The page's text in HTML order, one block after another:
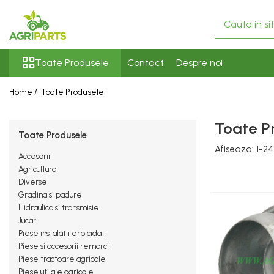
Toate Produsele
Accesorii
remorcare
Diverse
Electrice
Scaune
Tiranti centrali, verticali, laterali
Vopseluri
Agricultura
Utilaje
Toate Produsele Contact Despre noi
Home / Toate Produsele
Toate
Toate Produsele
Accesorii
Agricultura
Diverse
Gradina si padure
Hidraulica si transmisie
Jucarii
Piese instalatii erbicidat
Piese si accesorii remorci
Piese tractoare agricole
Piese utilaje agricole
Afiseaza: 1-24